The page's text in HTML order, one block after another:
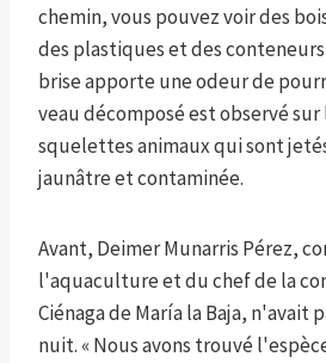
chemin, vous pouvez voir des
des plastiques et des
brise apporte une odeur de
veau décomposé est observé
squelettes animaux qui sont
jaunâtre et contaminée.
Avant, Deimer Munarris Pérez,
l'aquaculture et du chef de la
Ciénaga de María la Baja, n'avait
nuit. « Nous avons trouvé